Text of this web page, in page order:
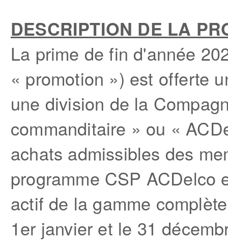
DESCRIPTION DE LA
La prime de fin d'année
« promotion ») est offerte
une division de la
commanditaire » ou «
achats admissibles des
programme CSP ACDelco
actif de la gamme
1er janvier et le 31